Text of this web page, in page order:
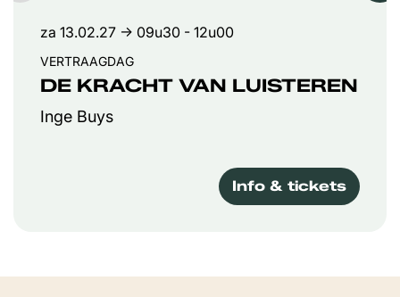
DE KRACHT VAN LUISTEREN
Inge Buys
VERTRAAGDAG
za 13.02.27 → 09u30 - 12u00
Info & tickets